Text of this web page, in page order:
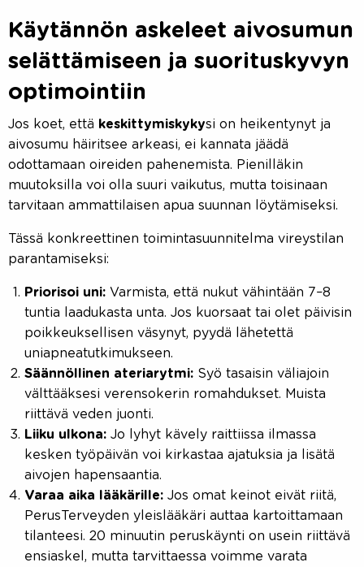
Käytännön askeleet aivosumun
selättämiseen ja suorituskyvyn
optimointiin
Jos koet, että keskittymiskykysi on heikentynyt ja
aivosumu häiritsee arkeasi, ei kannata jäädä
odottamaan oireiden pahenemista. Pienilläkin
muutoksilla voi olla suuri vaikutus, mutta toisinaan
tarvitaan ammattilaisen apua suunnan löytämiseksi.
Tässä konkreettinen toimintasuunnitelma vireystilan
parantamiseksi:
Priorisoi uni: Varmista, että nukut vähintään 7–8
tuntia laadukasta unta. Jos kuorsaat tai olet päivisin
poikkeuksellisen väsynyt, pyydä lähetettä
uniapneatutkimukseen.
Säännöllinen ateriarytmi: Syö tasaisin väliajoin
välttääksesi verensokerin romahdukset. Muista
riittävä veden juonti.
Liiku ulkona: Jo lyhyt kävely raittiissa ilmassa
kesken työpäivän voi kirkastaa ajatuksia ja lisätä
aivojen hapensaantia.
Varaa aika lääkärille: Jos omat keinot eivät riitä,
PerusTerveyden yleislääkäri auttaa kartoittamaan
tilanteesi. 20 minuutin peruskäynti on usein riittävä
ensiaskel, mutta tarvittaessa voimme varata